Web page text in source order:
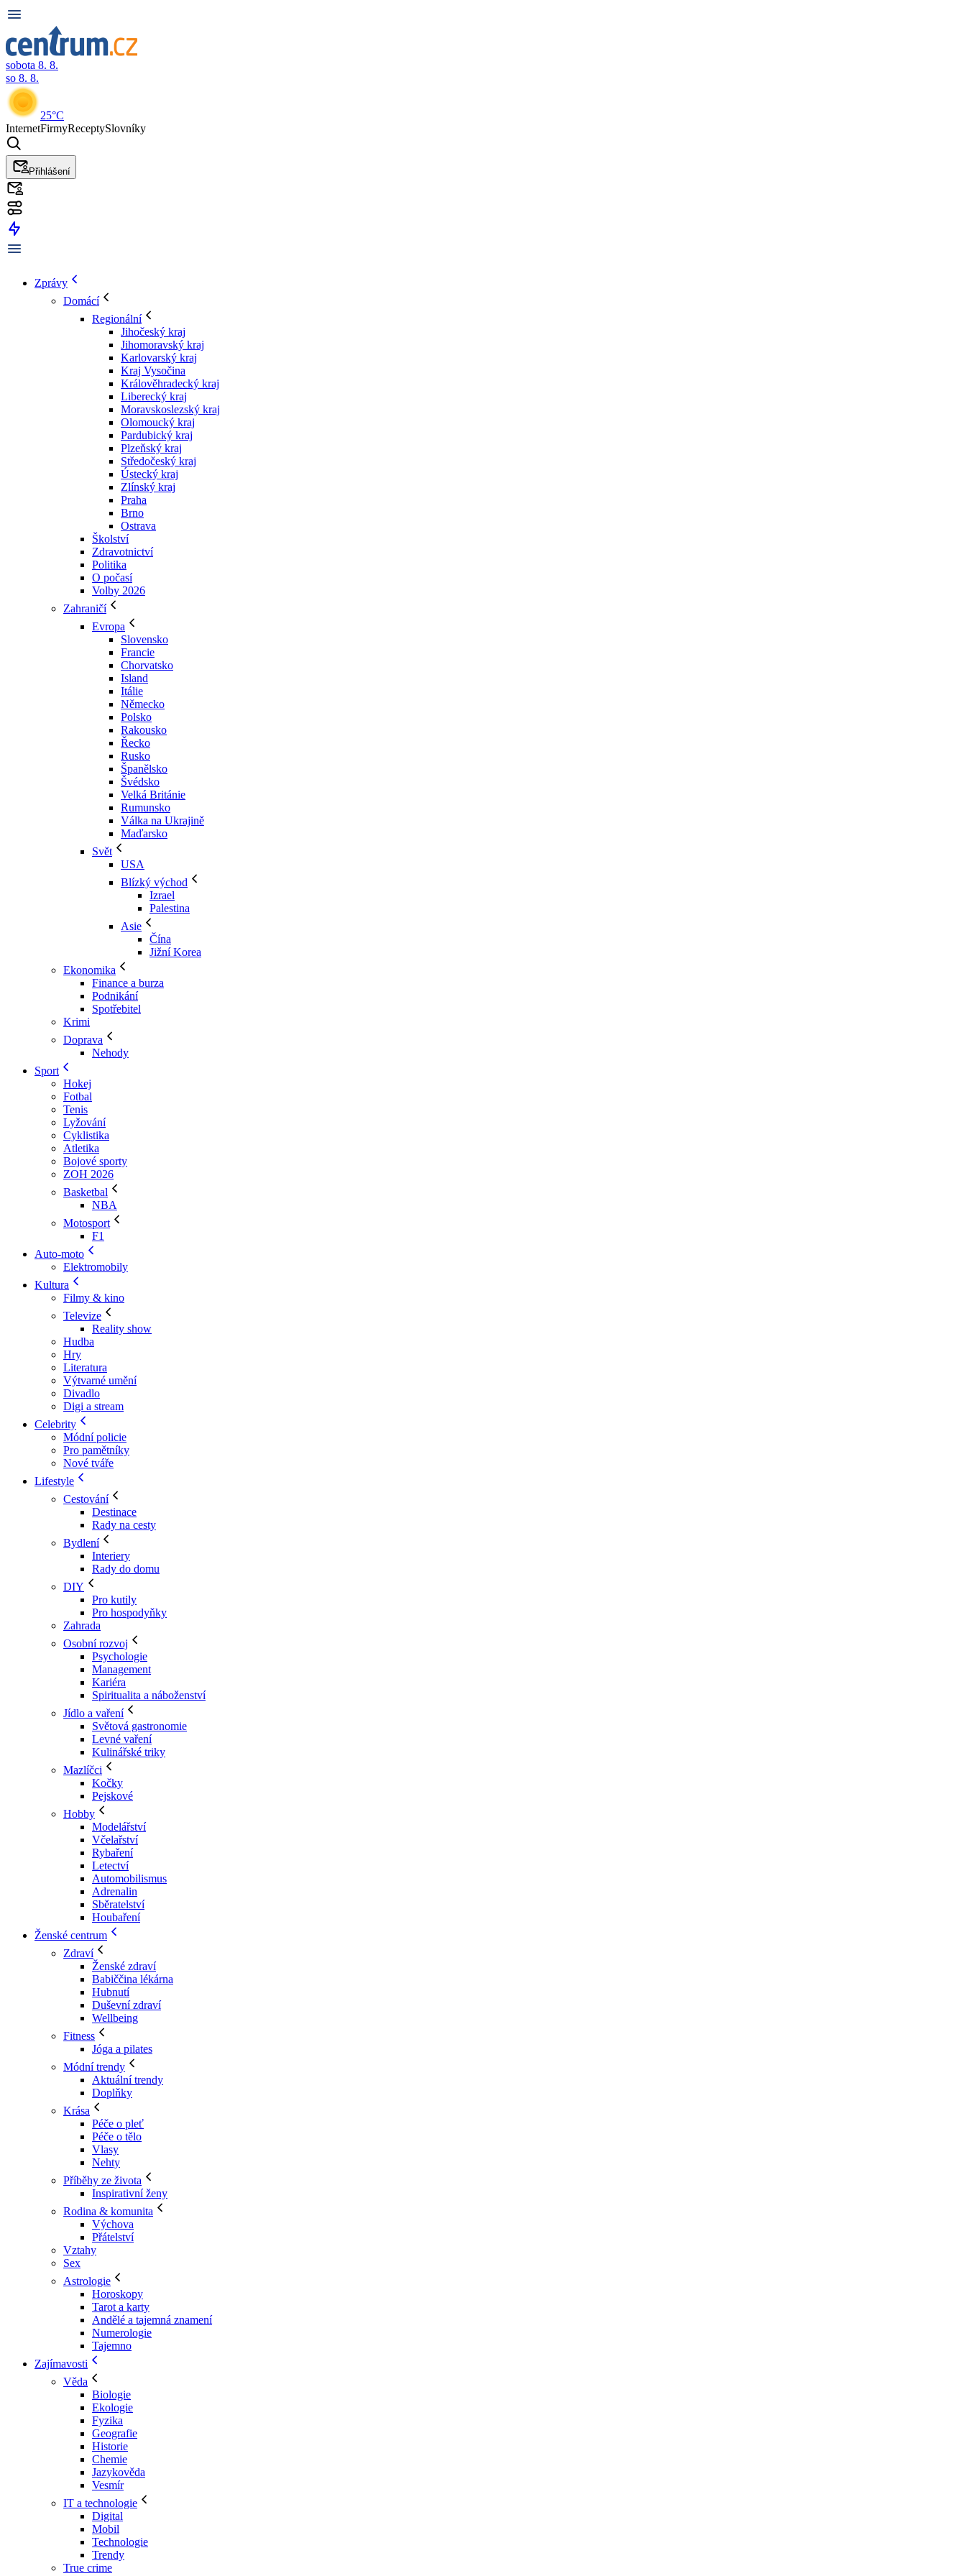
sobota 8. 8.
so 8. 8.
25°C
InternetFirmyReceptySlovníky
Přihlášení
Zprávy
Domácí
Regionální
Jihočeský kraj
Jihomoravský kraj
Karlovarský kraj
Kraj Vysočina
Králověhradecký kraj
Liberecký kraj
Moravskoslezský kraj
Olomoucký kraj
Pardubický kraj
Plzeňský kraj
Středočeský kraj
Ústecký kraj
Zlínský kraj
Praha
Brno
Ostrava
Školství
Zdravotnictví
Politika
O počasí
Volby 2026
Zahraničí
Evropa
Slovensko
Francie
Chorvatsko
Island
Itálie
Německo
Polsko
Rakousko
Řecko
Rusko
Španělsko
Švédsko
Velká Británie
Rumunsko
Válka na Ukrajině
Maďarsko
Svět
USA
Blízký východ
Izrael
Palestina
Asie
Čína
Jižní Korea
Ekonomika
Finance a burza
Podnikání
Spotřebitel
Krimi
Doprava
Nehody
Sport
Hokej
Fotbal
Tenis
Lyžování
Cyklistika
Atletika
Bojové sporty
ZOH 2026
Basketbal
NBA
Motosport
F1
Auto-moto
Elektromobily
Kultura
Filmy & kino
Televize
Reality show
Hudba
Hry
Literatura
Výtvarné umění
Divadlo
Digi a stream
Celebrity
Módní policie
Pro pamětníky
Nové tváře
Lifestyle
Cestování
Destinace
Rady na cesty
Bydlení
Interiery
Rady do domu
DIY
Pro kutily
Pro hospodyňky
Zahrada
Osobní rozvoj
Psychologie
Management
Kariéra
Spiritualita a náboženství
Jídlo a vaření
Světová gastronomie
Levné vaření
Kulinářské triky
Mazlíčci
Kočky
Pejskové
Hobby
Modelářství
Včelařství
Rybaření
Letectví
Automobilismus
Adrenalin
Sběratelství
Houbaření
Ženské centrum
Zdraví
Ženské zdraví
Babiččina lékárna
Hubnutí
Duševní zdraví
Wellbeing
Fitness
Jóga a pilates
Módní trendy
Aktuální trendy
Doplňky
Krása
Péče o pleť
Péče o tělo
Vlasy
Nehty
Příběhy ze života
Inspirativní ženy
Rodina & komunita
Výchova
Přátelství
Vztahy
Sex
Astrologie
Horoskopy
Tarot a karty
Andělé a tajemná znamení
Numerologie
Tajemno
Zajímavosti
Věda
Biologie
Ekologie
Fyzika
Geografie
Historie
Chemie
Jazykověda
Vesmír
IT a technologie
Digital
Mobil
Technologie
Trendy
True crime